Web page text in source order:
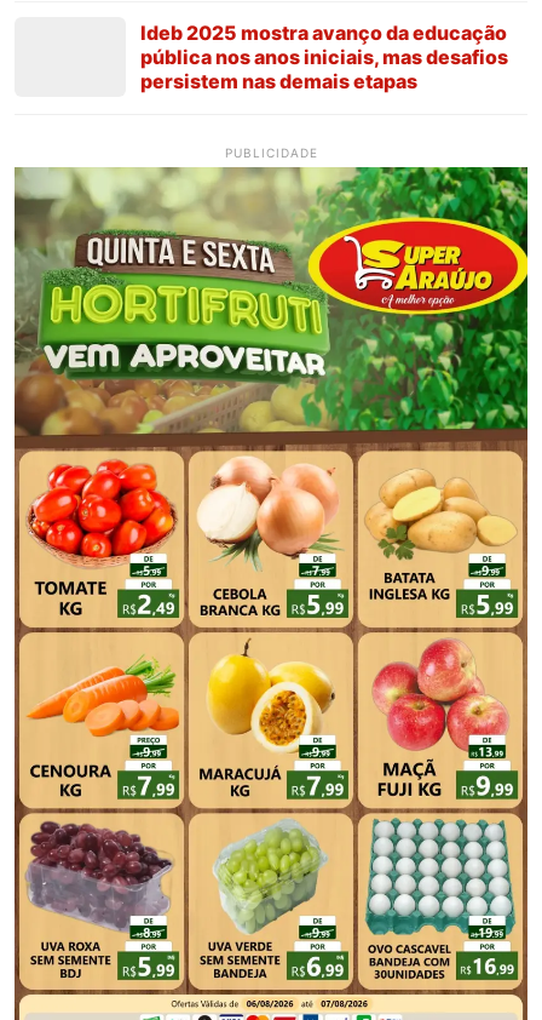
Ideb 2025 mostra avanço da educação
pública nos anos iniciais, mas desafios
persistem nas demais etapas
PUBLICIDADE